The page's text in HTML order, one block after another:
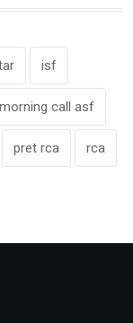
isf
morning call asf
pret rca rca